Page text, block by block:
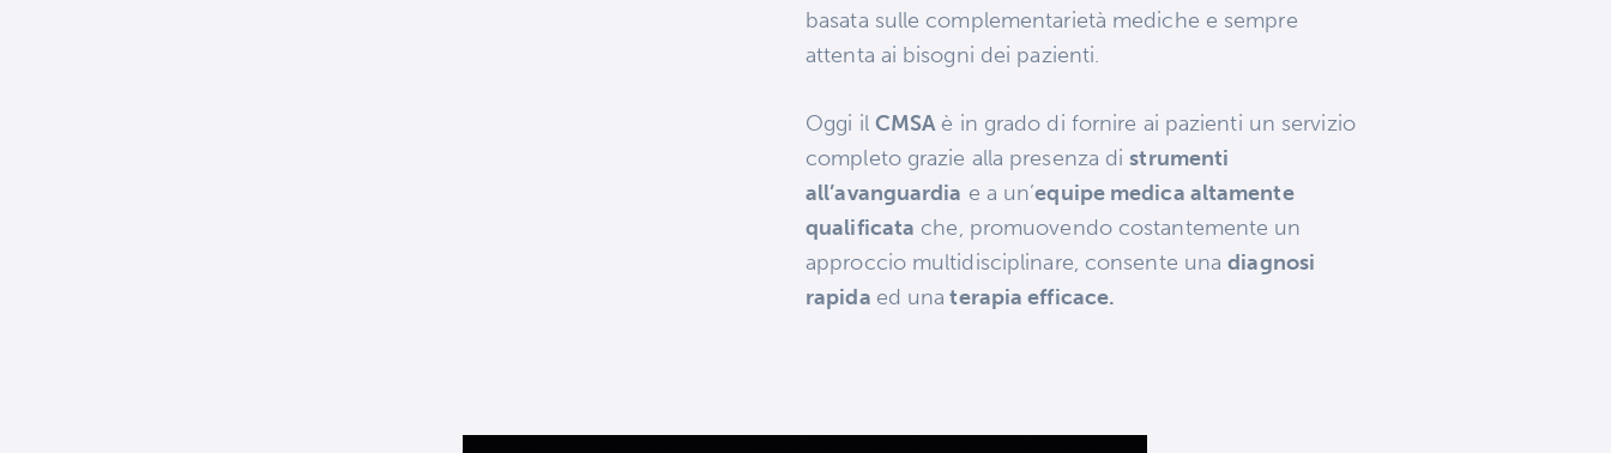
basata sulle complementarietà mediche e sempre
attenta ai bisogni dei pazienti.
Oggi il CMSAè in grado di fornire ai pazienti un servizio
completo grazie alla presenza distrumenti
all’avanguardia e a un’equipe medica altamente
qualificata che, promuovendo costantemente un
approccio multidisciplinare, consente unadiagnosi
rapida ed una terapia efficace.